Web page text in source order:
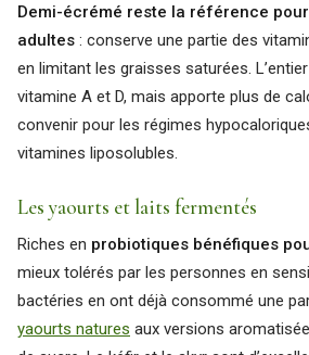
Demi-écrémé reste la référence
adultes : conserve une partie des
en limitant les graisses saturées.
vitamine A et D, mais apporte plus de
convenir pour les régimes
vitamines liposolubles.
Les yaourts et laits fermentés
Riches en probiotiques bénéfiques
mieux tolérés par les personnes en
bactéries en ont déjà consommé une
yaourts natures aux versions